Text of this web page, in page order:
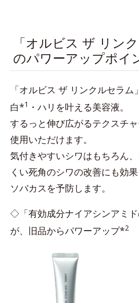
「オルビス ザ リン
のパワーアップポイ
「オルビス ザ リンクルセラ
白*1 ・ハリを叶える美容液。
するっと伸び広がるテクスチ
使用いただけます。
気付きやすいシワはもちろん
くい死角のシワの改善にも効
ソバカスを予防します。
◇「有効成分ナイアシンアミド
が、旧品からパワーアップ*2